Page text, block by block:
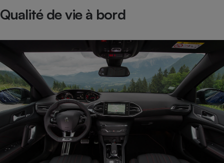
Qualité de vie à bord
Climatiseur -
Ventilateur
Antivirus